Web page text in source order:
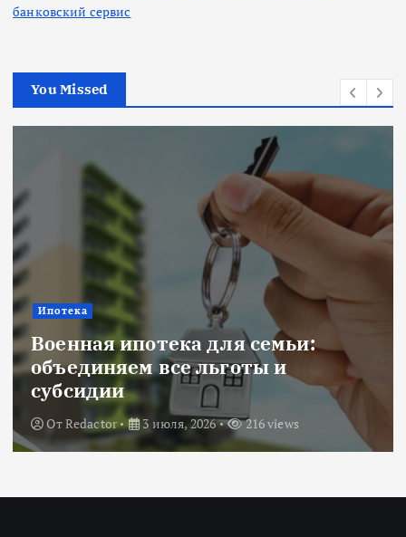
банковский сервис
You Missed
Ипотека
Военная ипотека для семьи:
объединяем все льготы и
субсидии
ОтRedactor 3 июля, 2026 216 views